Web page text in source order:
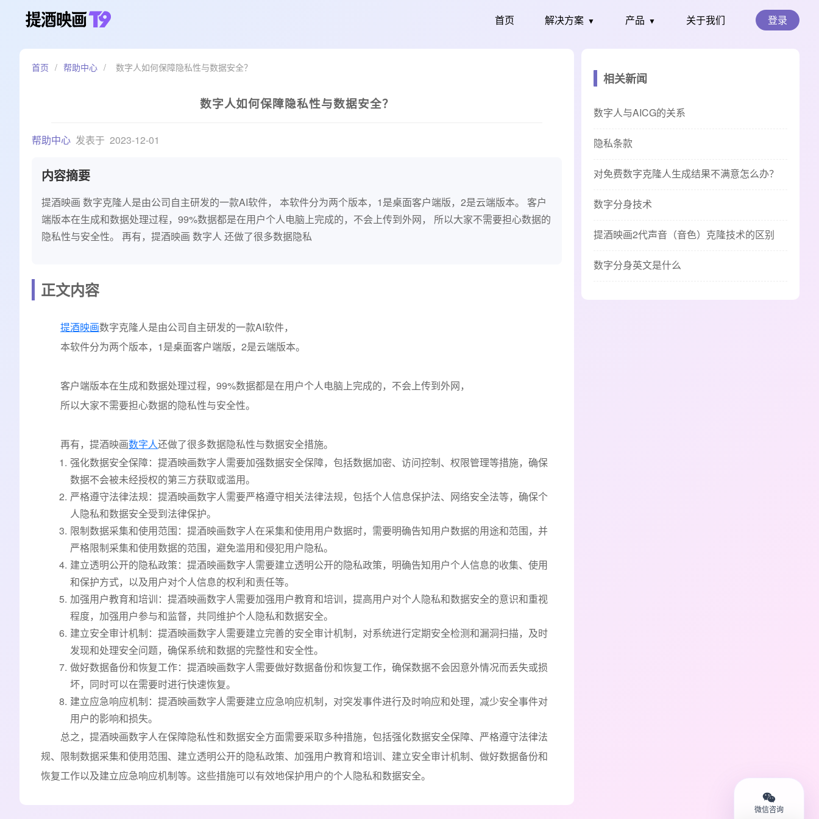
首页 解决方案 ▼ 产品 ▼ 关于我们 登录
首页 / 帮助中心 / 数字人如何保障隐私性与数据安全？
数字人如何保障隐私性与数据安全？
帮助中心 发表于 2023-12-01
内容摘要
提酒映画 数字克隆人是由公司自主研发的一款AI软件， 本软件分为两个版本，1是桌面客户端版，2是云端版本。 客户
端版本在生成和数据处理过程，99%数据都是在用户个人电脑上完成的，不会上传到外网， 所以大家不需要担心数据的
隐私性与安全性。 再有，提酒映画 数字人 还做了很多数据隐私
正文内容
提酒映画数字克隆人是由公司自主研发的一款AI软件，
本软件分为两个版本，1是桌面客户端版，2是云端版本。
客户端版本在生成和数据处理过程，99%数据都是在用户个人电脑上完成的，不会上传到外网，
所以大家不需要担心数据的隐私性与安全性。
再有，提酒映画数字人还做了很多数据隐私性与数据安全措施。
强化数据安全保障：提酒映画数字人需要加强数据安全保障，包括数据加密、访问控制、权限管理等措施，确保
数据不会被未经授权的第三方获取或滥用。
严格遵守法律法规：提酒映画数字人需要严格遵守相关法律法规，包括个人信息保护法、网络安全法等，确保个
人隐私和数据安全受到法律保护。
限制数据采集和使用范围：提酒映画数字人在采集和使用用户数据时，需要明确告知用户数据的用途和范围，并
严格限制采集和使用数据的范围，避免滥用和侵犯用户隐私。
建立透明公开的隐私政策：提酒映画数字人需要建立透明公开的隐私政策，明确告知用户个人信息的收集、使用
和保护方式，以及用户对个人信息的权利和责任等。
加强用户教育和培训：提酒映画数字人需要加强用户教育和培训，提高用户对个人隐私和数据安全的意识和重视
程度，加强用户参与和监督，共同维护个人隐私和数据安全。
建立安全审计机制：提酒映画数字人需要建立完善的安全审计机制，对系统进行定期安全检测和漏洞扫描，及时
发现和处理安全问题，确保系统和数据的完整性和安全性。
做好数据备份和恢复工作：提酒映画数字人需要做好数据备份和恢复工作，确保数据不会因意外情况而丢失或损
坏，同时可以在需要时进行快速恢复。
建立应急响应机制：提酒映画数字人需要建立应急响应机制，对突发事件进行及时响应和处理，减少安全事件对
用户的影响和损失。
总之，提酒映画数字人在保障隐私性和数据安全方面需要采取多种措施，包括强化数据安全保障、严格遵守法律法
规、限制数据采集和使用范围、建立透明公开的隐私政策、加强用户教育和培训、建立安全审计机制、做好数据备份和
恢复工作以及建立应急响应机制等。这些措施可以有效地保护用户的个人隐私和数据安全。
相关新闻
数字人与AICG的关系
隐私条款
对免费数字克隆人生成结果不满意怎么办？
数字分身技术
提酒映画2代声音（音色）克隆技术的区别
数字分身英文是什么
微信咨询